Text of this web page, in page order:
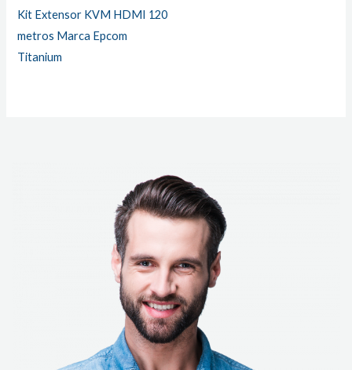
Kit Extensor KVM HDMI 120
metros Marca Epcom
Titanium